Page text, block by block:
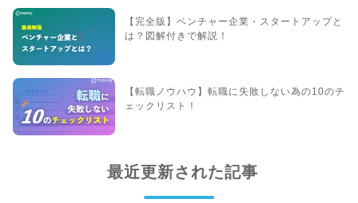
【完全版】ベンチャー企業・スタートアップと
は？図解付きで解説！
【転職ノウハウ】転職に失敗しない為の10のチ
ェックリスト！
最近更新された記事